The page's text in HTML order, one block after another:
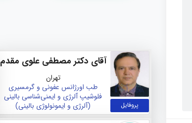
پروفایل
آقای دکتر مصطفی علوی مقدم
تهران
طب اورژانس عفونی و گرمسیری
فلوشیپ آلرژی و ایمنی‌شناسی بالینی
(آلرژی و ایمونولوژی بالینی)